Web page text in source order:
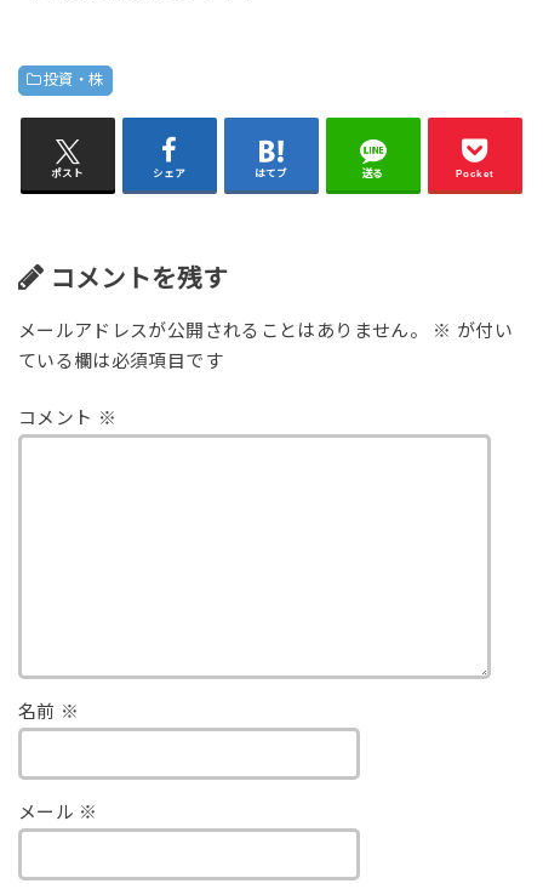
投資・株
ポスト シェア はてブ 送る Pocket
コメントを残す
メールアドレスが公開されることはありません。 ※ が付い
ている欄は必須項目です
コメント ※
名前 ※
メール ※